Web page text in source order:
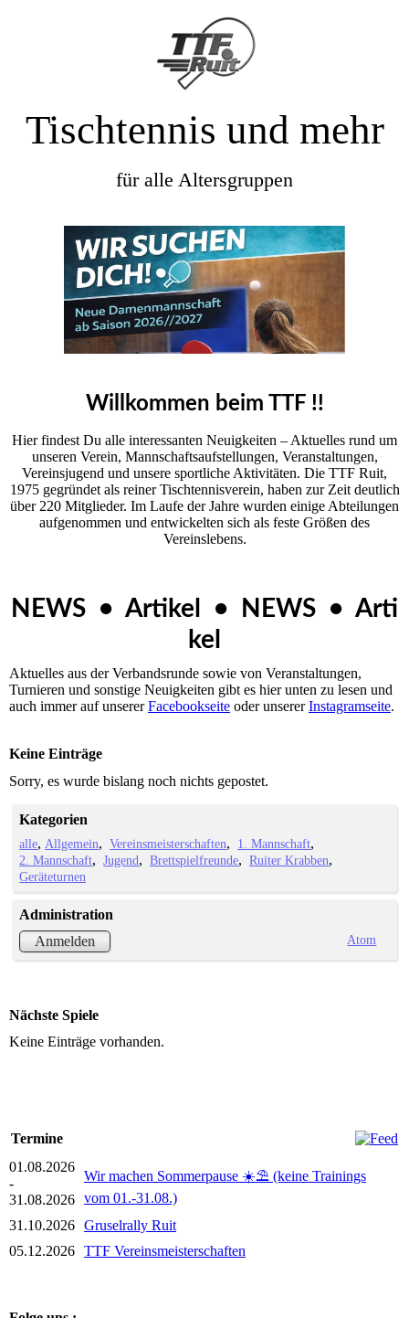
Tischtennis und mehr
für alle Altersgruppen
Willkommen beim TTF !!
Hier findest Du alle interessanten Neuigkeiten – Aktuelles rund um
unseren Ver­ein, Mannschaftsaufstellungen, Veranstaltungen,
Vereinsjugend und unsere sportliche Aktivitäten. Die TTF Ruit,
1975 gegründet als reiner Tischtennisverein, haben zur Zeit deutlich
über 220 Mitglieder. Im Laufe der Jahre wurden einige Abteilungen
aufgenommen und entwickelten sich als feste Größen des
Vereinslebens.
NEWS • Artikel • NEWS • Arti
kel
Aktuelles aus der Verbandsrunde sowie von Veranstaltungen,
Turnieren und sonstige Neuigkeiten gibt es hier unten zu lesen und
auch immer auf unsererFacebookseite oder unsererInstagramseite.
Keine Einträge
Sorry, es wurde bislang noch nichts gepostet.
Kategorien
alle Allgemein Vereinsmeisterschaften
1. Mannschaft
2. Mannschaft
Jugend Brettspielfreunde
Ruiter Krabben
Geräteturnen
Administration
Anmelden
Atom
Nächste Spiele
Keine Einträge vorhanden.
Termine
01.08.2026
-
31.08.2026
Wir machen Sommerpause ☀️⛱️ (keine Trainings
vom 01.-31.08.)
31.10.2026 Gruselrally Ruit
05.12.2026 TTF Vereinsmeisterschaften